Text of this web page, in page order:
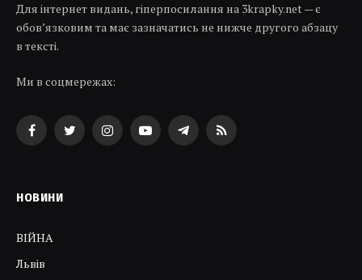
Для інтернет видань, гіперпосилання на 3krapky.net — є
обов’язковим та має зазначатись не нижче другого абзацу
в тексті.
Ми в соцмережах:
FacebookTwitterInstagramYouTubeTelegramRSS
НОВИНИ
ВІЙНА
Львів